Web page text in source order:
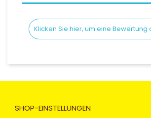
Klicken Sie hier, um eine
SHOP-EINSTELLUNGEN